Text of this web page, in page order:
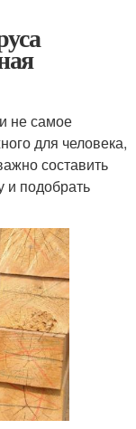
не самое
для человека,
составить
и подобрать